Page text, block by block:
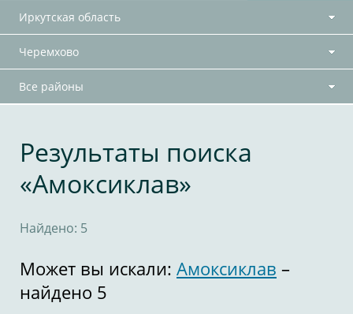
Иркутская область
Черемхово
Все районы
Результаты поиска
«Амоксиклав»
Найдено: 5
Может вы искали: Амоксиклав –
найдено 5